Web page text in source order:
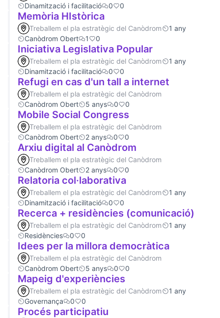
Dinamització i facilitació
0 0
Memòria HIstòrica
Treballem el pla estratègic del Canòdrom
1 any
Canòdrom Obert
1 0
Iniciativa Legislativa Popular
Treballem el pla estratègic del Canòdrom
1 any
Dinamització i facilitació
0 0
Refugi en cas d'un tall a internet
Treballem el pla estratègic del Canòdrom
Canòdrom Obert
5 anys 0 0
Mobile Social Congress
Treballem el pla estratègic del Canòdrom
Canòdrom Obert
2 anys 0 0
Arxiu digital al Canòdrom
Treballem el pla estratègic del Canòdrom
Canòdrom Obert
2 anys 0 0
Relatoria col·laborativa
Treballem el pla estratègic del Canòdrom
1 any
Dinamització i facilitació
0 0
Recerca + residències (comunicació)
Treballem el pla estratègic del Canòdrom
1 any
Residències
0 0
Idees per la millora democràtica
Treballem el pla estratègic del Canòdrom
Canòdrom Obert
5 anys 0 0
Mapeig d'experiències
Treballem el pla estratègic del Canòdrom
1 any
Governança
0 0
Procés participatiu